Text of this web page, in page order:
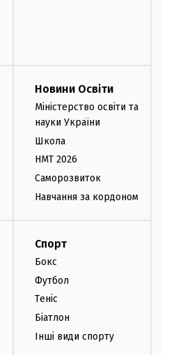
Новини Освіти
Міністерство освіти та
науки України
Школа
НМТ 2026
Саморозвиток
Навчання за кордоном
Спорт
Бокс
Футбол
Теніс
Біатлон
Інші види спорту